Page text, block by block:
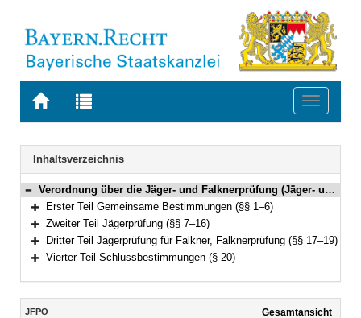
Zur
BAYERN.RECHT
Zur
letzten
Suche
Toggle
Navigation
Inhaltsverzeichnis
Bereich reduzieren
Verordnung über die Jäger- und Falknerprüfung (Jäger- und Falknerprüfungsordnung – JFPO) Vom 22. Januar 2007 (GVBl. S. 59) BayRS 792-7-W (§§ 1–20)
Bereich erweitern
Erster Teil Gemeinsame Bestimmungen (§§ 1–6)
Bereich erweitern
Zweiter Teil Jägerprüfung (§§ 7–16)
Bereich erweitern
Dritter Teil Jägerprüfung für Falkner, Falknerprüfung (§§ 17–19)
Vierter Teil Schlussbestimmungen (§ 20)
Inhalt
JFPO
Gesamtansicht